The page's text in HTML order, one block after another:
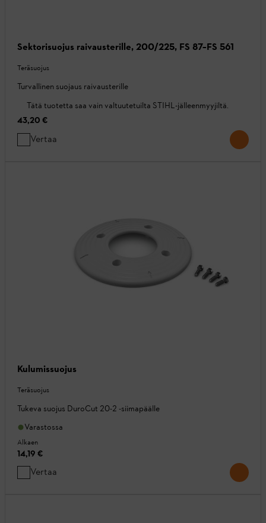
Sektorisuojus raivausterille, 200/225, FS 87–FS 561
Teräsuojus
Turvallinen suojaus raivausterille
Tätä tuotetta saa vain valtuutetuilta STIHL-jälleenmyyjiltä.
43,20 €
Vertaa
Kulumissuojus
Teräsuojus
Tukeva suojus DuroCut 20-2 -siimapäälle
Varastossa
Alkaen
14,19 €
Vertaa